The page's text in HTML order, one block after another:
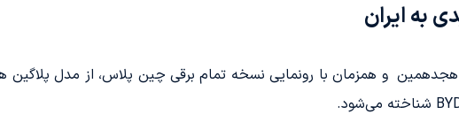
به ایران
و همزمان با رونمایی نسخه تمام برقی چین پلاس، از مدل پلاگین